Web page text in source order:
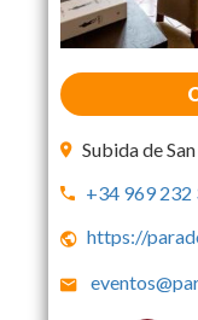
Subida de
+34 969 232
https://